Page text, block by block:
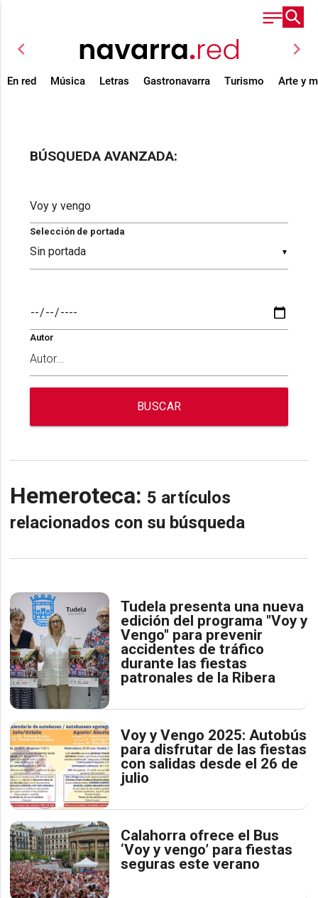
chevron_left chevron_right
En red Música Letras Gastronavarra Turismo Arte y
BÚSQUEDA AVANZADA:
▼
Selección de portada
Autor
BUSCAR
Hemeroteca: 5 artículos
relacionados con su búsqueda
Tudela presenta una nueva
edición del programa "Voy y
Vengo" para prevenir
accidentes de tráfico
durante las fiestas
patronales de la Ribera
Voy y Vengo 2025: Autobús
para disfrutar de las fiestas
con salidas desde el 26 de
julio
Calahorra ofrece el Bus
‘Voy y vengo’ para fiestas
seguras este verano